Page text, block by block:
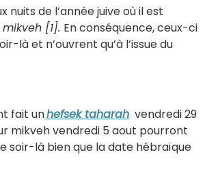
nuits de l’année juive où il est
mikveh [1]. En conséquence, ceux-ci
là et n’ouvrent qu’à l’issue du
fait unhefsek taharah vendredi 29
mikveh vendredi 5 aout pourront
soir-là bien que la date hébraïque